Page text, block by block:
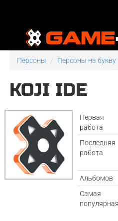
Персоны Персоны на букву
KOJI IDE
Первая
работа
Последняя
работа
Альбомов
Самая
популярная